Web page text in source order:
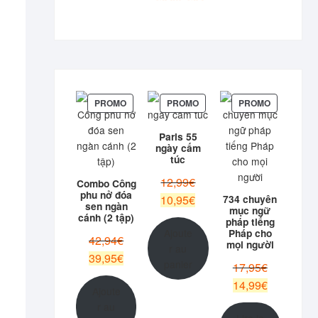
PROMOPRODUIT
EN
Combo Công
phu nở đóa
sen ngàn
cánh (2 tập)
42,94€Le
prix
initial
était :
42,94€.
39,95€Le
actuel
est :
PROMOPRODUIT
EN
PROMOTION
Paris 55
ngày cấm
túc
12,99€Le
prix
initial
était :
12,99€.
10,95€Le
actuel
est :
10,95€.
PROMOPRODUIT
EN
734 chuyên
mục ngữ
pháp tiếng
Pháp cho
mọi người
17,95€Le
prix
initial
était :
14,99€Le
actuel